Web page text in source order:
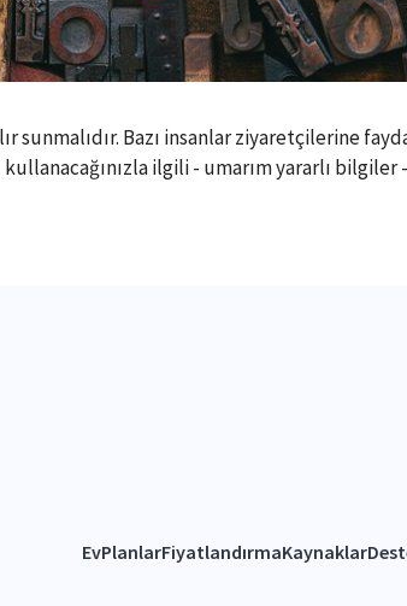
sunmalıdır. Bazı insanlar ziyaretçilerine
ilgili - umarım yararlı bilgiler
EvPlanlarFiyatlandırmaKaynaklar